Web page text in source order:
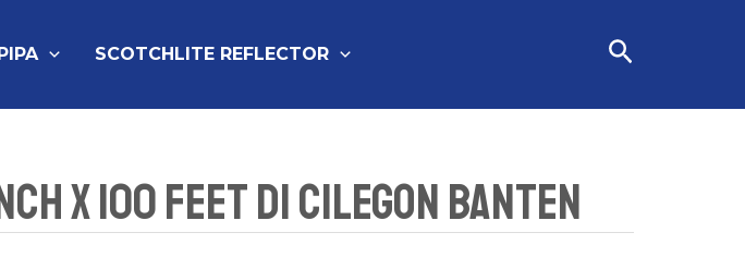
SCOTCHLITE REFLECTOR Cari
x 100 Feet Di Cilegon Banten